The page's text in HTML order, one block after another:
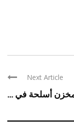
Next Article
مخزن أسلحة في ...